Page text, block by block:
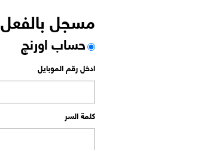
مسجل بالفعل
حساب اورنچ
ادخل رقم الموبايل
كلمة السر